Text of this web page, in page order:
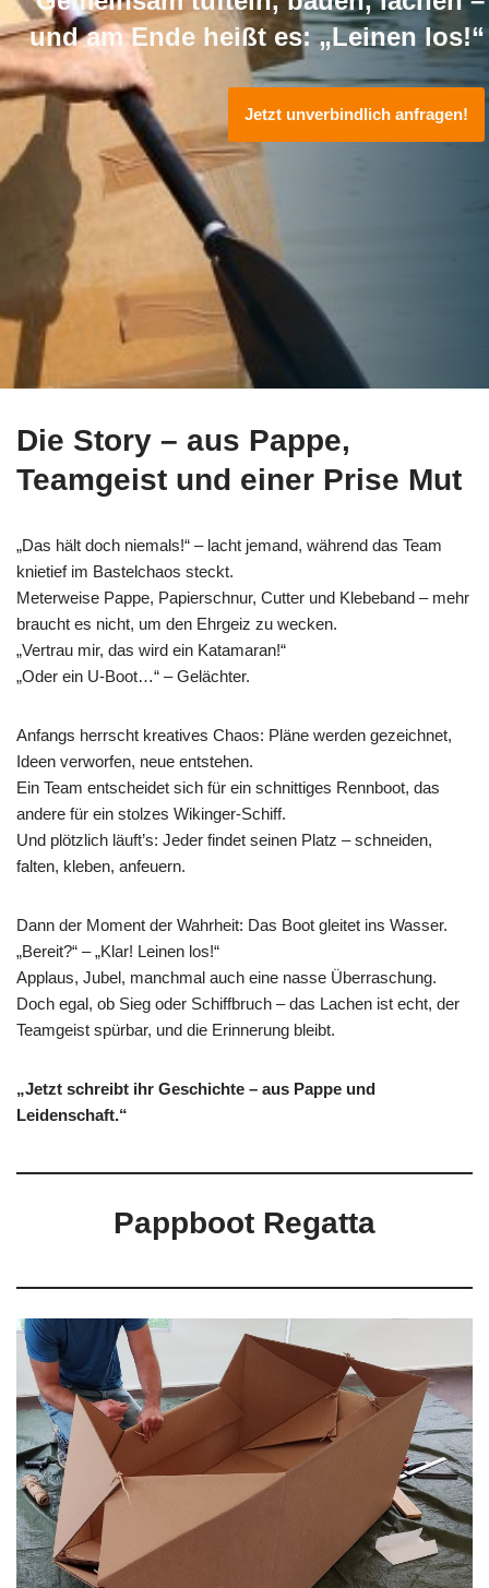
und am Ende heißt es: „Leinen los!“
Jetzt unverbindlich anfragen!
Die Story – aus Pappe,
Teamgeist und einer Prise Mut
„Das hält doch niemals!“ – lacht jemand, während das Team
knietief im Bastelchaos steckt.
Meterweise Pappe, Papierschnur, Cutter und Klebeband – mehr
braucht es nicht, um den Ehrgeiz zu wecken.
„Vertrau mir, das wird ein Katamaran!“
„Oder ein U-Boot…“ – Gelächter.
Anfangs herrscht kreatives Chaos: Pläne werden gezeichnet,
Ideen verworfen, neue entstehen.
Ein Team entscheidet sich für ein schnittiges Rennboot, das
andere für ein stolzes Wikinger-Schiff.
Und plötzlich läuft’s: Jeder findet seinen Platz – schneiden,
falten, kleben, anfeuern.
Dann der Moment der Wahrheit: Das Boot gleitet ins Wasser.
„Bereit?“ – „Klar! Leinen los!“
Applaus, Jubel, manchmal auch eine nasse Überraschung.
Doch egal, ob Sieg oder Schiffbruch – das Lachen ist echt, der
Teamgeist spürbar, und die Erinnerung bleibt.
„Jetzt schreibt ihr Geschichte – aus Pappe und
Leidenschaft.“
Pappboot Regatta